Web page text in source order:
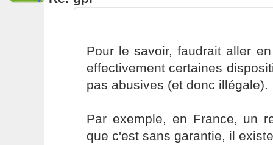
Pour le savoir, faudrait aller
effectivement certaines
pas abusives (et donc illégale).
Par exemple, en France, un
que c'est sans garantie, il